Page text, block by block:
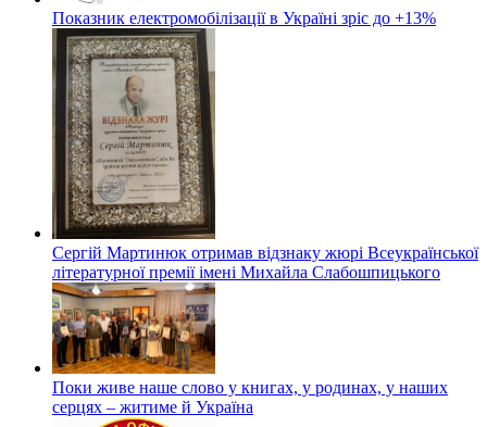
Показник електромобілізації в Україні зріс до +13%
Сергій Мартинюк отримав відзнаку жюрі Всеукраїнської
літературної премії імені Михайла Слабошпицького
Поки живе наше слово у книгах, у родинах, у наших
серцях – житиме й Україна